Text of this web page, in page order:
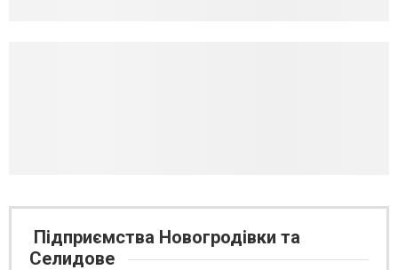
Підприємства Новогродівки та
Селидове